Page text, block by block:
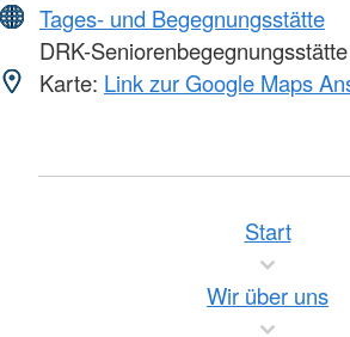
Tages- und Begegnungsstätte
DRK-
Karte: Link zur Google Maps
Start
Wir über uns